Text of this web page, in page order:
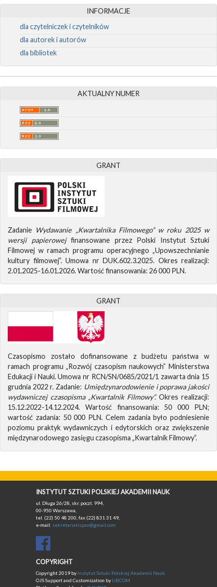
INFORMACJE
dla czytelniczek i czytelników
dla autorek i autorów
dla bibliotek
AKTUALNY NUMER
GRANT
Zadanie Wydawanie „Kwartalnika Filmowego” w roku 2025 w
wersji papierowejfinansowane przez Polski Instytut Sztuki
Filmowej w ramach programu operacyjnego „Upowszechnianie
kultury filmowej”. Umowa nr DUK.602.3.2025. Okres realizacji:
2.01.2025-16.01.2026. Wartość finansowania: 26 000 PLN.
GRANT
Czasopismo zostało dofinansowane z budżetu państwa w
ramach programu „Rozwój czasopism naukowych” Ministerstwa
Edukacji i Nauki. Umowa nr RCN/SN/0685/2021/1 zawarta dnia 15
grudnia 2022 r. Zadanie: Umiędzynarodowienie i poprawa jakości
wydawniczej czasopisma „Kwartalnik Filmowy”.Okres realizacji:
15.12.2022-14.12.2024. Wartość finansowania: 50 000 PLN;
wartość zadania: 50 000 PLN. Celem zadania było podniesienie
poziomu praktyk wydawniczych i edytorskich oraz zwiększenie
międzynarodowego zasięgu czasopisma „Kwartalnik Filmowy”.
INSTYTUT SZTUKI POLSKIEJ AKADEMII NAUK
ul. Długa 26/28, skr. poczt. 994,
00-950 Warszawa,
tel. (22) 50 48 200, fax (22) 831 31 49,
e-mail: sekretariatispan@gmail.com
COPYRIGHT
Copyright 2019 by Instytut Sztuki Polskiej Akademii Nauk
OJS Support and Customization by LIBCOM